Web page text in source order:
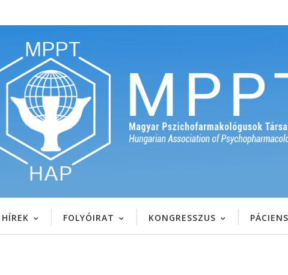
HÍREK FOLYÓIRAT KONGRESSZUS